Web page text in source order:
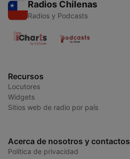
Radios Chilenas
Radios y Podcasts
Recursos
Locutores
Widgets
Sitios web de radio por país
Acerca de nosotros y contactos
Política de privacidad